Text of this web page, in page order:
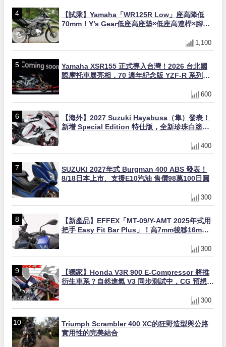
【試乘】Yamaha「WR125R Low」座高降低
70mm！Y’s Gear低座高座墊×低座高連桿×腳踏
1,100
Yamaha XSR155 正式導入台灣！2026 台北國
際摩托車展亮相，70 週年紀念版 YZF-R 系列限
600
【海外】2027 Suzuki Hayabusa（隼）發表！
新增 Special Edition 特仕版，全新珍珠白塗裝
400
SUZUKI 2027年式 Burgman 400 ABS 發表！
8/18日本上市、支援E10汽油 售價98萬100日圓
300
【新產品】EFFEX「MT-09/Y-AMT 2025年式用
把手 Easy Fit Bar Plus」！高7mm後移16mm
300
【獨家】Honda V3R 900 E-Compressor 將推
衍生車系？自然進氣 V3 同步測試中，CG 預想曝
300
Triumph Scrambler 400 XC的狂野造型與公路
實用性的完美結合